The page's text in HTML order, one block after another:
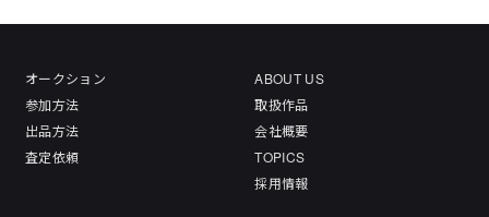
オークション
参加方法
出品方法
査定依頼
ABOUT US
取扱作品
会社概要
TOPICS
採用情報